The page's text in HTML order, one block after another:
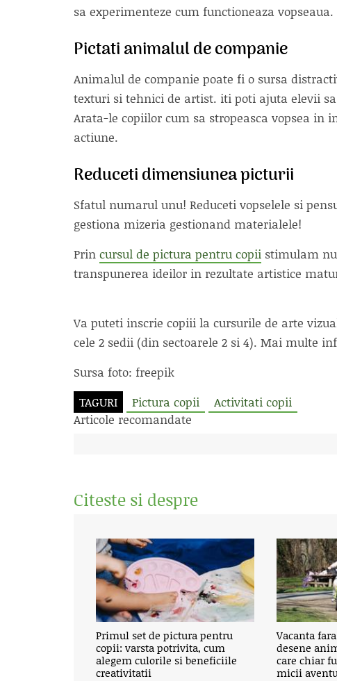
sa experimenteze cum functioneaza vopseaua.
Pictati animalul de companie
Animalul de companie poate fi o sursa
texturi si tehnici de artist. iti poti ajuta elevii
Arata-le copiilor cum sa stropeasca vopsea in
actiune.
Reduceti dimensiunea picturii
Sfatul numarul unu! Reduceti vopselele si
gestiona mizeria gestionand materialele!
Prin cursul de pictura pentru copii stimulam
transpunerea ideilor in rezultate artistice
Va puteti inscrie copiii la cursurile de arte
cele 2 sedii (din sectoarele 2 si 4). Mai multe
Sursa foto: freepik
TAGURI
Pictura copii
Activitati copii
Articole recomandate
Citeste si despre
Primul set de pictura pentru
copii: varsta potrivita, cum
alegem culorile si beneficiile
creativitatii
Vacanta
desene
care chiar
micii